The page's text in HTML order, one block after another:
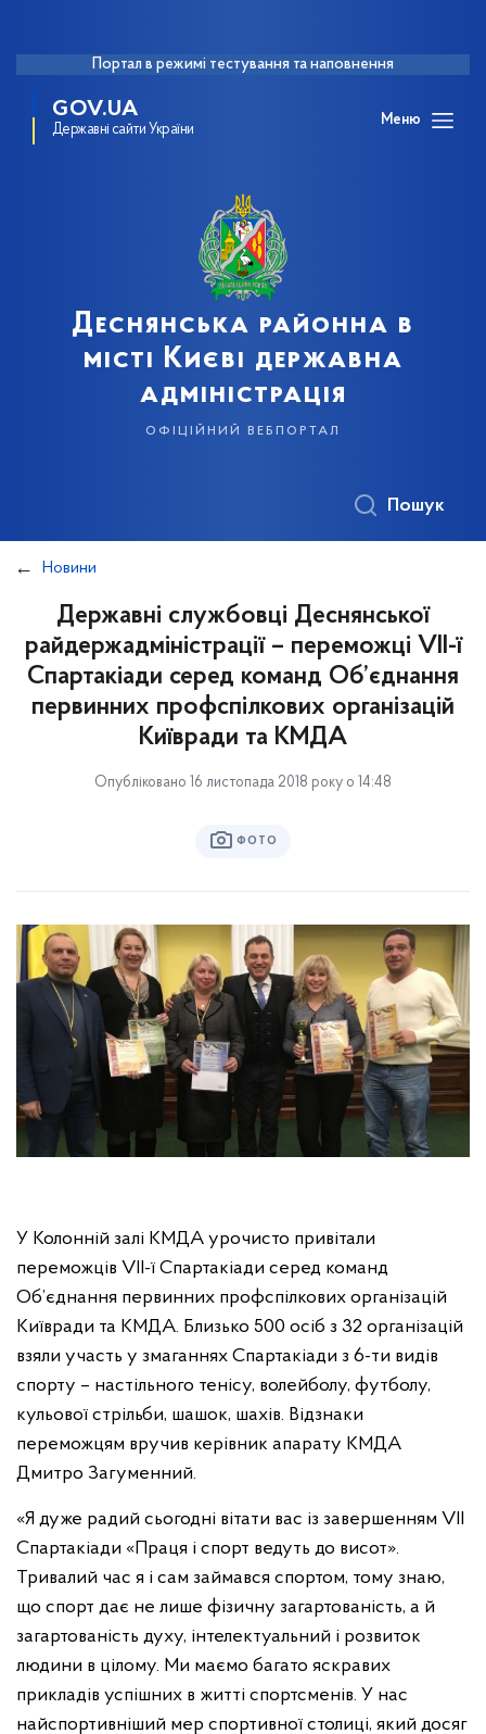
Портал в режимі тестування та наповнення
GOV.UA
Державні сайти України
Меню
Деснянська районна в
місті Києві державна
адміністрація
офіційний вебпортал
Пошук
Новини
Державні службовці Деснянської
райдержадміністрації – переможці VII-ї
Спартакіади серед команд Об’єднання
первинних профспілкових організацій
Київради та КМДА
Опубліковано 16 листопада 2018 року о 14:48
ФОТО
У Колонній залі КМДА урочисто привітали
переможців VII-ї Спартакіади серед команд
Об’єднання первинних профспілкових організацій
Київради та КМДА. Близько 500 осіб з 32 організацій
взяли участь у змаганнях Спартакіади з 6-ти видів
спорту – настільного тенісу, волейболу, футболу,
кульової стрільби, шашок, шахів. Відзнаки
переможцям вручив керівник апарату КМДА
Дмитро Загуменний.
«Я дуже радий сьогодні вітати вас із завершенням VII
Спартакіади «Праця і спорт ведуть до висот».
Тривалий час я і сам займався спортом, тому знаю,
що спорт дає не лише фізичну загартованість, а й
загартованість духу, інтелектуальний і розвиток
людини в цілому. Ми маємо багато яскравих
прикладів успішних в житті спортсменів. У нас
найспортивніший мер спортивної столиці, який досяг